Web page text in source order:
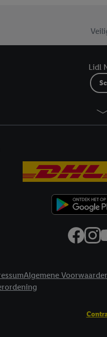
Lidl
Algemene
andere identifiers of met
je aangeven met welke cookies
kies je voor de optie dat
stem je in met alle